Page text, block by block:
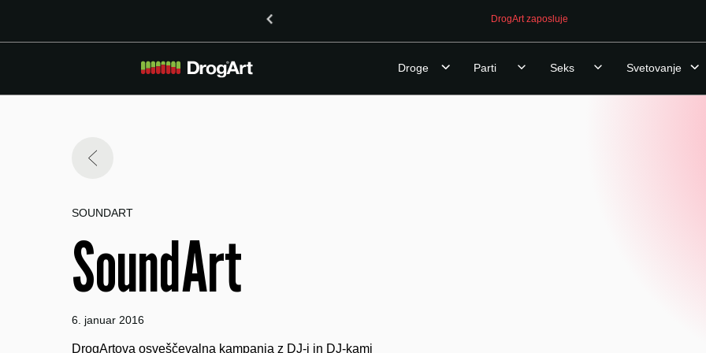
DrogArt zaposluje
Droge Parti Seks Svetovanje
SOUNDART
SoundArt
6. januar 2016
DrogArtova osveščevalna kampanja z DJ-i in DJ-kami